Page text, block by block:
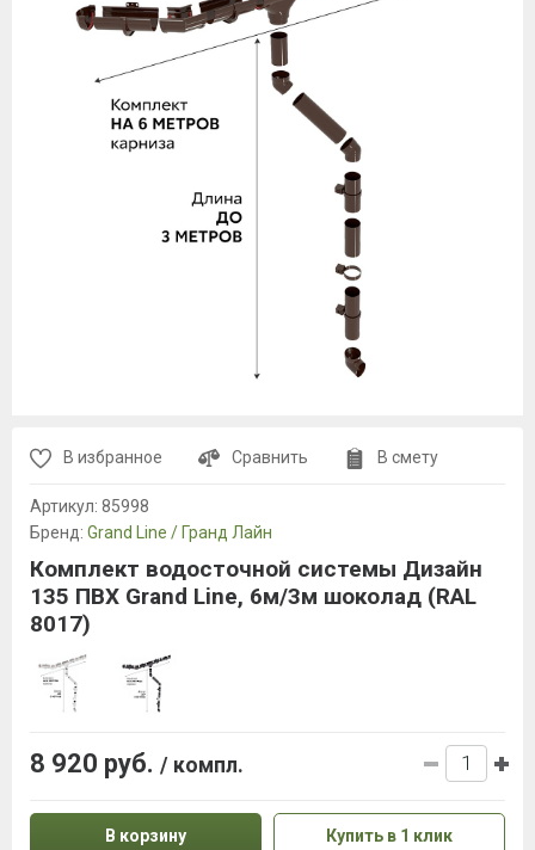
В избранное Сравнить В смету
Артикул: 85998
Бренд: Grand Line / Гранд Лайн
Комплект водосточной системы Дизайн
135 ПВХ Grand Line, 6м/3м шоколад (RAL
8017)
8 920 руб. / компл.
В корзину Купить в 1 клик